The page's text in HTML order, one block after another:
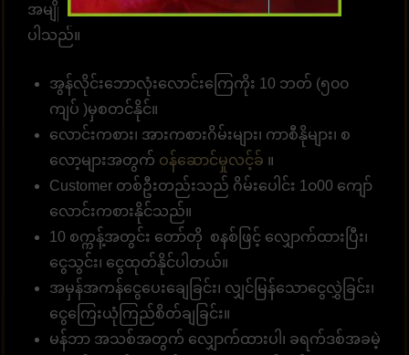
အမျိုးမျိုးသော အကျိုးကျေးဇူးများကို စုစည်းထား
ပါသည်။
အွန်လိုင်းဘောလုံးလောင်းကြေကိုး 10 ဘတ် (၅၀၀
ကျပ် )မှစတင်နိုင်။
လောင်းကစား၊ အားကစားဂိမ်းများ၊ ကာစီနိုများ၊ စ
လော့များအတွက် ဝန်ဆောင်မှုလင့်ခ် ။
Customer တစ်ဦးတည်းသည် ဂိမ်းပေါင်း 1၀00 ကျော်
လောင်းကစားနိုင်သည်။
10 စက္ကန့်အတွင်း တော်တို စနစ်ဖြင့် လျှောက်ထားပြီး၊
ငွေသွင်း၊ ငွေထုတ်နိုင်ပါတယ်။
အမှန်အကန်ငွေပေးချေခြင်း၊ လျှင်မြန်သောငွေလွှဲခြင်း၊
ငွေကြေးယုံကြည်စိတ်ချခြင်း။
မန်ဘာ အသစ်အတွက် လျှောက်ထားပါ၊ ခရက်ဒစ်အခမဲ့